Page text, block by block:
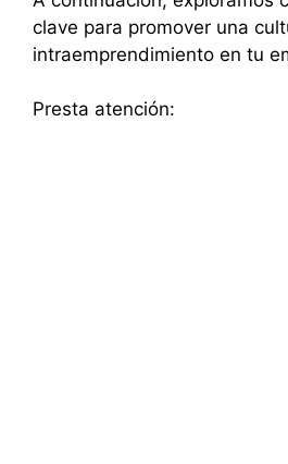
clave para promover una
intraemprendimiento en tu
Presta atención: